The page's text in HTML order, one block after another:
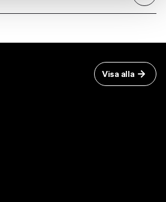
Visa alla